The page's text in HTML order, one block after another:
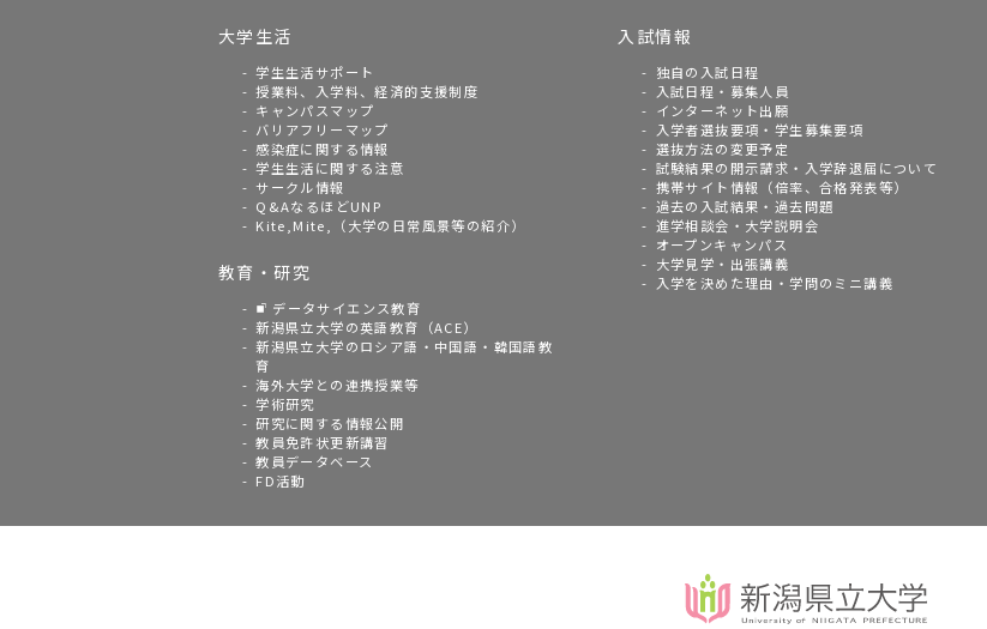
大学生活
学生生活サポート
授業料、入学料、経済的支援制度
キャンパスマップ
バリアフリーマップ
感染症に関する情報
学生生活に関する注意
サークル情報
Q&AなるほどUNP
Kite,Mite,（大学の日常風景等の紹介）
教育・研究
データサイエンス教育
新潟県立大学の英語教育（ACE）
新潟県立大学のロシア語・中国語・韓国語教
育
海外大学との連携授業等
学術研究
研究に関する情報公開
教員免許状更新講習
教員データベース
FD活動
入試情報
独自の入試日程
入試日程・募集人員
インターネット出願
入学者選抜要項・学生募集要項
選抜方法の変更予定
試験結果の開示請求・入学辞退届について
携帯サイト情報（倍率、合格発表等）
過去の入試結果・過去問題
進学相談会・大学説明会
オープンキャンパス
大学見学・出張講義
入学を決めた理由・学問のミニ講義